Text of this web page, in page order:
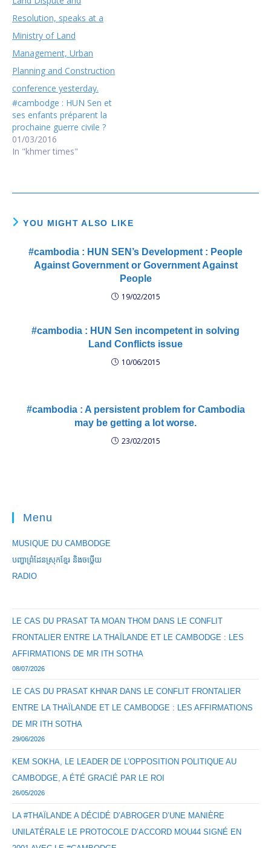
#cambodge : HUN Sen et
ses enfants préparent la
prochaine guerre civile ?
01/03/2016
In "khmer times"
YOU MIGHT ALSO LIKE
#cambodia : HUN SEN’s Development : People
Against Government or Government Against
People
19/02/2015
#cambodia : HUN Sen incompetent in solving
Land Conflicts issue
10/06/2015
#cambodia : A persistent problem for Cambodia
may be getting a lot worse.
23/02/2015
Menu
MUSIQUE DU CAMBODGE
បញ្ហាព្រំដែនស្រុកខ្មែរ និងចឞ្លើយ
RADIO
LE CAS DU PRASAT TA MOAN THOM DANS LE CONFLIT
FRONTALIER ENTRE LA THAÏLANDE ET LE CAMBODGE : LES
AFFIRMATIONS DE MR ITH SOTHA
08/07/2026
LE CAS DU PRASAT KHNAR DANS LE CONFLIT FRONTALIER
ENTRE LA THAÏLANDE ET LE CAMBODGE : LES AFFIRMATIONS
DE MR ITH SOTHA
29/06/2026
KEM SOKHA, LE LEADER DE L’OPPOSITION POLITIQUE AU
CAMBODGE, A ÉTÉ GRACIÉ PAR LE ROI
26/05/2026
LA #THAÏLANDE A DÉCIDÉ D’ABROGER D’UNE MANIÈRE
UNILATÉRALE LE PROTOCOLE D’ACCORD MOU44 SIGNÉ EN